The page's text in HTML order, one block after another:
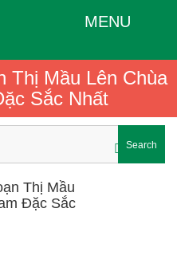
MENU
Thị Mầu Lên Chùa
Sắc Nhất
Search
Thị Mầu
Đặc Sắc